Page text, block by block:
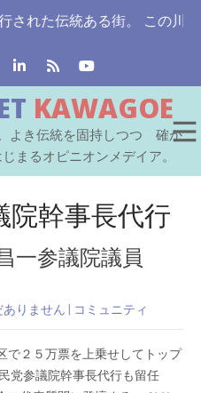
伝統ある街。 この川越をは
KAWAGOE
よき伝統を固持しつつ 確か
まるオピニオンメデイア。
院幹事長代行
一参議院議員
ありません コミュニティ
で２５万票を上乗せしてトップ
党参議院幹事長代行も留任